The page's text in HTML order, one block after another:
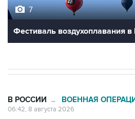
7
Фестиваль воздухоплавания в
В РОССИИ → ВОЕННАЯ
06:42, 8 августа 2026